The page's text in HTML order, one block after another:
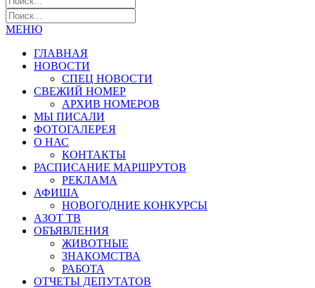
МЕНЮ
ГЛАВНАЯ
НОВОСТИ
СПЕЦ НОВОСТИ
СВЕЖИЙ НОМЕР
АРХИВ НОМЕРОВ
МЫ ПИСАЛИ
ФОТОГАЛЕРЕЯ
О НАС
КОНТАКТЫ
РАСПИСАНИЕ МАРШРУТОВ
РЕКЛАМА
АФИША
НОВОГОДНИЕ КОНКУРСЫ
АЗОТ ТВ
ОБЪЯВЛЕНИЯ
ЖИВОТНЫЕ
ЗНАКОМСТВА
РАБОТА
ОТЧЕТЫ ДЕПУТАТОВ